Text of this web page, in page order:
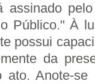
assinado
Público." À
possui
da
ato. Anote-